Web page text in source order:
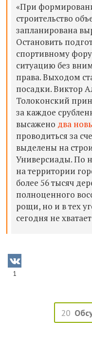
«При
строительство
запланирована
Остановить
спортивному
ситуацию без
права. Выходом
посадки. Виктор
Толоконский
за каждое
высажено два
проводиться за
выделены на
Универсиады. По
на территории
более 56 тысяч
полноценного
рощи, но и в тех
сегодня не
1
20